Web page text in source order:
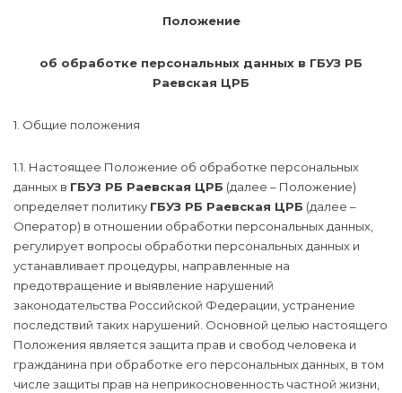
Положение
об обработке персональных данных в ГБУЗ РБ
Раевская ЦРБ
1. Общие положения
1.1. Настоящее Положение об обработке персональных
данных в ГБУЗ РБ Раевская ЦРБ (далее – Положение)
определяет политику ГБУЗ РБ Раевская ЦРБ (далее –
Оператор) в отношении обработки персональных данных,
регулирует вопросы обработки персональных данных и
устанавливает процедуры, направленные на
предотвращение и выявление нарушений
законодательства Российской Федерации, устранение
последствий таких нарушений. Основной целью настоящего
Положения является защита прав и свобод человека и
гражданина при обработке его персональных данных, в том
числе защиты прав на неприкосновенность частной жизни,